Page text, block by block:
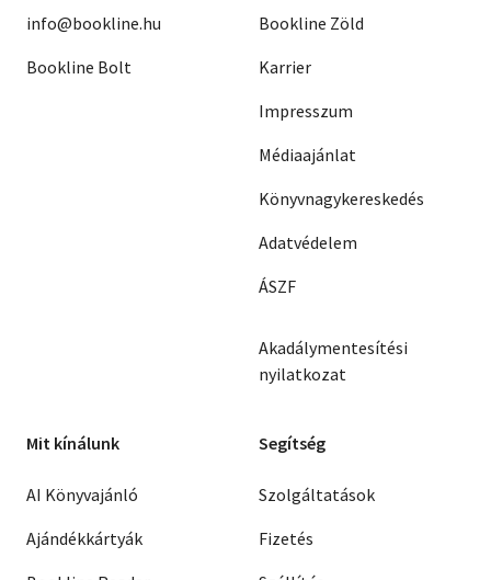
info@bookline.hu
Bookline Bolt
Bookline Zöld
Karrier
Impresszum
Médiaajánlat
Könyvnagykereskedés
Adatvédelem
ÁSZF
Akadálymentesítési
nyilatkozat
Mit kínálunk
AI Könyvajánló
Ajándékkártyák
Segítség
Szolgáltatások
Fizetés